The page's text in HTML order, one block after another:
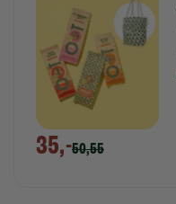
35,-50,55